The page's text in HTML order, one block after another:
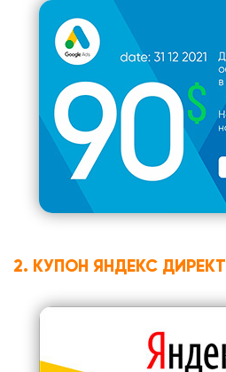
2. КУПОН ЯНДЕКС ДИРЕКТ